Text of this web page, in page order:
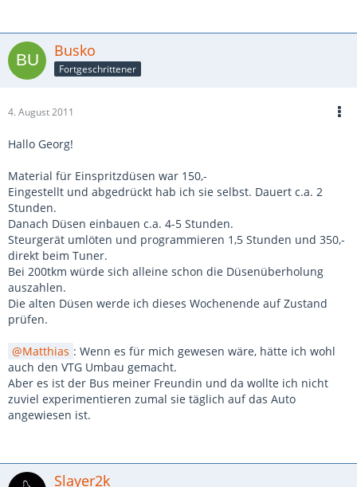
Busko
Fortgeschrittener
4. August 2011
Hallo Georg!
Material für Einspritzdüsen war 150,-
Eingestellt und abgedrückt hab ich sie selbst. Dauert c.a. 2
Stunden.
Danach Düsen einbauen c.a. 4-5 Stunden.
Steurgerät umlöten und programmieren 1,5 Stunden und 350,-
direkt beim Tuner.
Bei 200tkm würde sich alleine schon die Düsenüberholung
auszahlen.
Die alten Düsen werde ich dieses Wochenende auf Zustand
prüfen.
Matthias : Wenn es für mich gewesen wäre, hätte ich wohl
auch den VTG Umbau gemacht.
Aber es ist der Bus meiner Freundin und da wollte ich nicht
zuviel experimentieren zumal sie täglich auf das Auto
angewiesen ist.
Slayer2k